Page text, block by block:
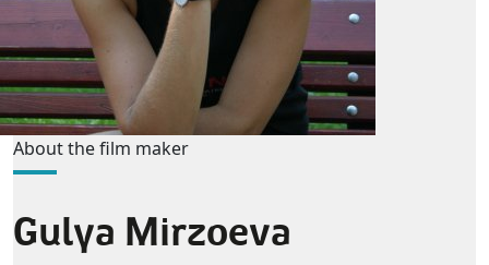
About the film maker
Gulya Mirzoeva